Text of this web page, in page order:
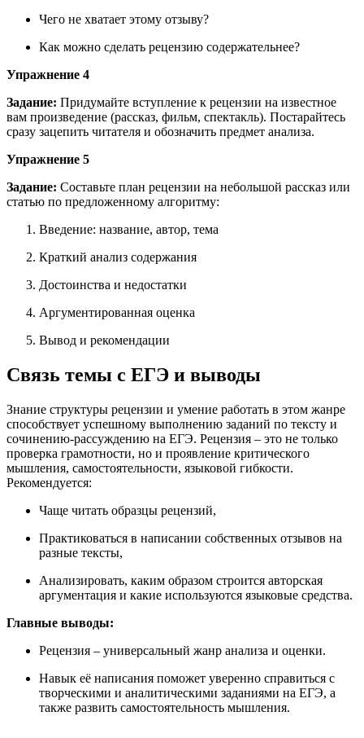
Чего не хватает этому отзыву?
Как можно сделать рецензию содержательнее?
Упражнение 4
Задание: Придумайте вступление к рецензии на известное
вам произведение (рассказ, фильм, спектакль). Постарайтесь
сразу зацепить читателя и обозначить предмет анализа.
Упражнение 5
Задание: Составьте план рецензии на небольшой рассказ или
статью по предложенному алгоритму:
Введение: название, автор, тема
Краткий анализ содержания
Достоинства и недостатки
Аргументированная оценка
Вывод и рекомендации
Связь темы с ЕГЭ и выводы
Знание структуры рецензии и умение работать в этом жанре
способствует успешному выполнению заданий по тексту и
сочинению-рассуждению на ЕГЭ. Рецензия – это не только
проверка грамотности, но и проявление критического
мышления, самостоятельности, языковой гибкости.
Рекомендуется:
Чаще читать образцы рецензий,
Практиковаться в написании собственных отзывов на
разные тексты,
Анализировать, каким образом строится авторская
аргументация и какие используются языковые средства.
Главные выводы:
Рецензия – универсальный жанр анализа и оценки.
Навык её написания поможет уверенно справиться с
творческими и аналитическими заданиями на ЕГЭ, а
также развить самостоятельность мышления.